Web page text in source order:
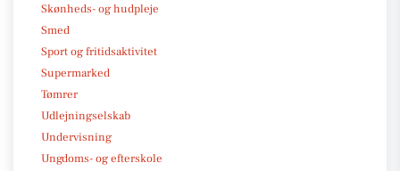
Skønheds- og hudpleje
Smed
Sport og fritidsaktivitet
Supermarked
Tømrer
Udlejningselskab
Undervisning
Ungdoms- og efterskole